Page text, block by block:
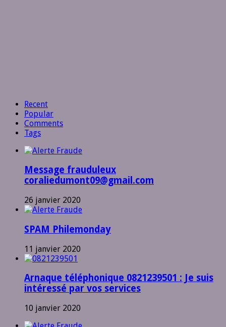
Recent
Popular
Comments
Tags
Message frauduleux
coraliedumont09@gmail.com
26 janvier 2020
SPAM Philemonday
11 janvier 2020
Arnaque téléphonique 0821239501 : Je suis
intéressé par vos services
10 janvier 2020